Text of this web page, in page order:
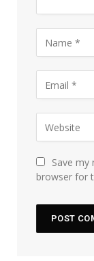
Save my
browser for